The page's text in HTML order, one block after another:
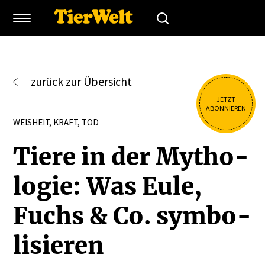
JETZT
ABONNIEREN
zurück zur Übersicht
WEISHEIT, KRAFT, TOD
Tiere in der Mytho­
logie: Was Eule,
Fuchs & Co. symbo­
li­sieren